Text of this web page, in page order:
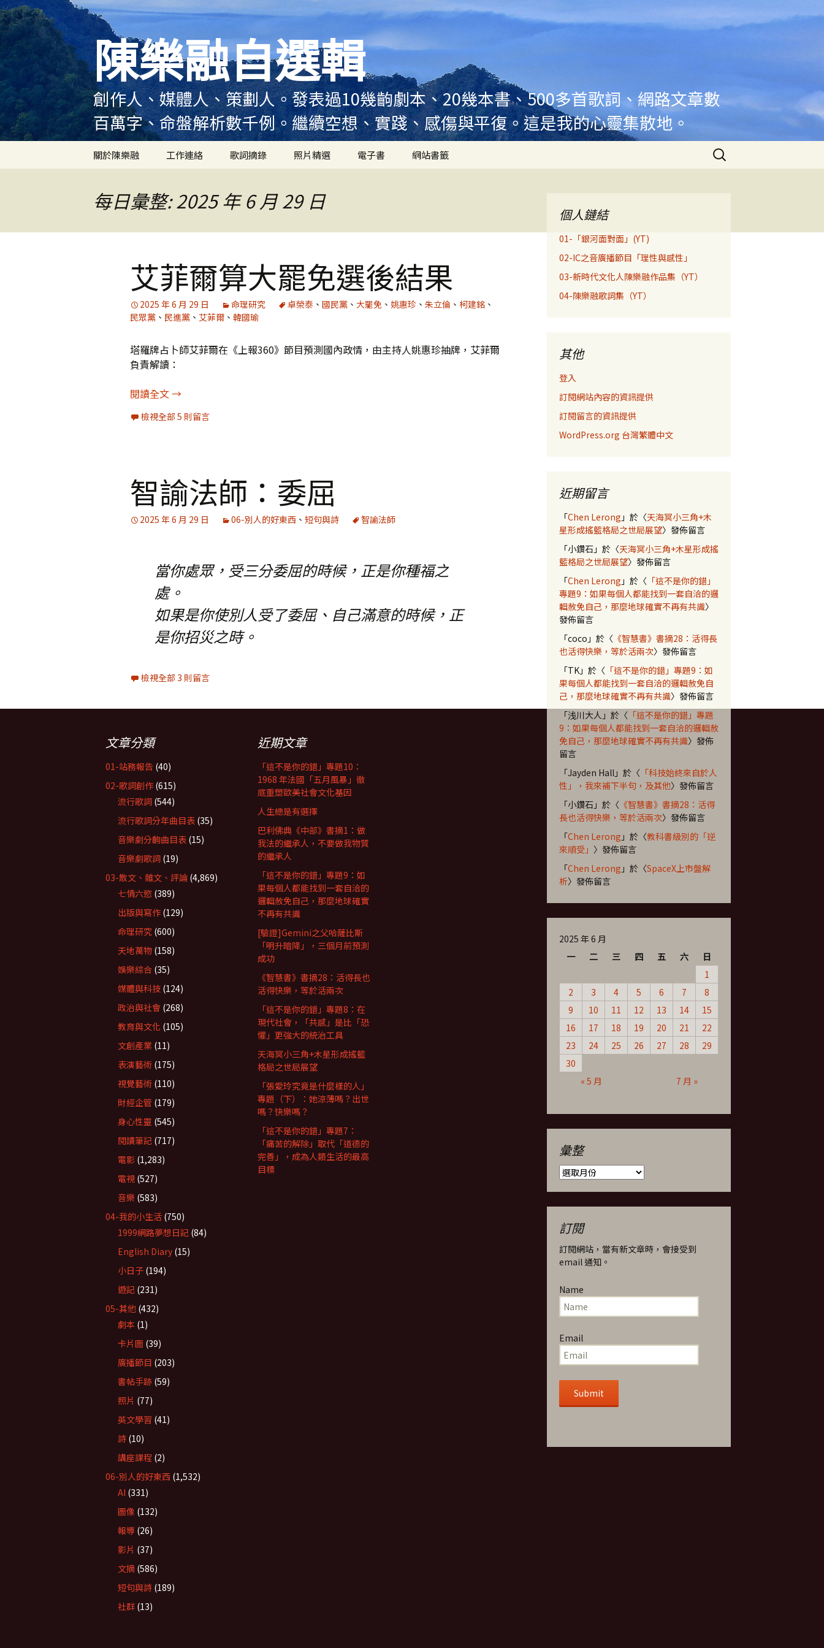
跳
至
主
容
陳樂融自選輯
創作人、媒體人、策劃人。發表過10幾齣劇本、20幾本書、500多首歌詞、網路文章數
百萬字、命盤解析數千例。繼續空想、實踐、感傷與平復。這是我的心靈集散地。
關於陳樂融
陳樂融大事記
陳樂融舞台劇及音樂劇
作品演出紀錄
媒體專訪精選
工作連絡 歌詞摘錄 照片精選 電子書 網站書籤
搜
尋
每日彙整: 2025 年 6 月 29 日
艾菲爾算大罷免選後結果
2025 年 6 月 29 日 命理研究 卓榮泰 、 國民黨 、 大罷免 、 姚惠珍 、 朱立倫 、 柯建銘 、
民眾黨 、 民進黨 、 艾菲爾 、 韓國瑜
塔羅牌占卜師艾菲爾在《上報360》節目預測國內政情，由主持人姚惠珍抽牌，艾菲爾
負責解讀：
閱讀全文艾菲爾算大罷免選後結果
→
檢視全部 5 則留言
智諭法師：委屈
2025 年 6 月 29 日 06-別人的好東西 、 短句與詩 智諭法師
當你處眾，受三分委屈的時候，正是你種福之
處。
如果是你使別人受了委屈、自己滿意的時候，正
是你招災之時。
檢視全部 3 則留言
個人鏈結
01-「銀河面對面」(YT)
02-IC之音廣播節目「理性與感性」
03-新時代文化人陳樂融作品集（YT）
04-陳樂融歌詞集（YT）
其他
登入
訂閱網站內容的資訊提供
訂閱留言的資訊提供
WordPress.org 台灣繁體中文
近期留言
「Chen Lerong 」於〈天海冥小三角+木
星形成搖籃格局之世局展望〉發佈留言
「小鑽石 」於〈天海冥小三角+木星形成搖
籃格局之世局展望〉發佈留言
「Chen Lerong 」於〈 「這不是你的錯」
專題9：如果每個人都能找到一套自洽的邏
輯赦免自己，那麼地球確實不再有共識〉
發佈留言
「coco 」於〈 《智慧書》書摘28：活得長
也活得快樂，等於活兩次〉發佈留言
「TK」於〈 「這不是你的錯」專題9：如
果每個人都能找到一套自洽的邏輯赦免自
己，那麼地球確實不再有共識〉發佈留言
「浅川大人 」於〈 「這不是你的錯」專題
9：如果每個人都能找到一套自洽的邏輯赦
免自己，那麼地球確實不再有共識〉發佈
留言
「Jayden Hall 」於〈 「科技始終來自於人
性」，我來補下半句，及其他〉發佈留言
「小鑽石 」於〈 《智慧書》書摘28：活得
長也活得快樂，等於活兩次〉發佈留言
「Chen Lerong 」於〈教科書級別的「逆
來順受」 〉發佈留言
「Chen Lerong 」於〈SpaceX上市盤解
析〉發佈留言
2025 年 6 月
一
二 三 四 五 六
日
1
2
3 4 5 6 7
8
9
10 11 12 13 14
15
16
17 18 19 20 21
22
23
24 25 26 27 28
29
30
« 5 月
7 月 »
彙整
彙
整
訂閱
訂閱網站，當有新文章時，會接受到
email 通知。
Name
Email
文章分類
01-站務報告 (40)
02-歌詞創作 (615)
流行歌詞 (544)
流行歌詞分年曲目表 (35)
音樂劇分齣曲目表 (15)
音樂劇歌詞 (19)
03-散文、雜文、評論 (4,869)
七情六慾 (389)
出版與寫作 (129)
命理研究 (600)
天地萬物 (158)
娛樂綜合 (35)
媒體與科技 (124)
政治與社會 (268)
教育與文化 (105)
文創產業 (11)
表演藝術 (175)
視覺藝術 (110)
財經企管 (179)
身心性靈 (545)
閱讀筆記 (717)
電影 (1,283)
電視 (527)
音樂 (583)
04-我的小生活 (750)
1999網路夢想日記 (84)
English Diary (15)
小日子 (194)
遊記 (231)
05-其他 (432)
劇本 (1)
卡片圖 (39)
廣播節目 (203)
書帖手跡 (59)
照片 (77)
英文學習 (41)
詩 (10)
講座課程 (2)
06-別人的好東西 (1,532)
AI (331)
圖像 (132)
報導 (26)
影片 (37)
文摘 (586)
短句與詩 (189)
社群 (13)
近期文章
「這不是你的錯」專題10：
1968 年法國「五月風暴」徹
底重塑歐美社會文化基因
人生總是有選擇
巴利佛典《中部》書摘1：做
我法的繼承人，不要做我物質
的繼承人
「這不是你的錯」專題9：如
果每個人都能找到一套自洽的
邏輯赦免自己，那麼地球確實
不再有共識
[驗證]Gemini之父哈薩比斯
「明升暗降」，三個月前預測
成功
《智慧書》書摘28：活得長也
活得快樂，等於活兩次
「這不是你的錯」專題8：在
現代社會，「共感」是比「恐
懼」更強大的統治工具
天海冥小三角+木星形成搖籃
格局之世局展望
「張愛玲究竟是什麼樣的人」
專題（下）：她涼薄嗎？出世
嗎？快樂嗎？
「這不是你的錯」專題7：
「痛苦的解除」取代「道德的
完善」，成為人類生活的最高
目標